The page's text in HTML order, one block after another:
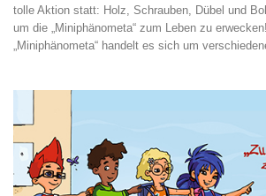
tolle Aktion statt: Holz, Schrauben, Dübel und
um die „Miniphänometa“ zum Leben zu
„Miniphänometa“ handelt es sich um